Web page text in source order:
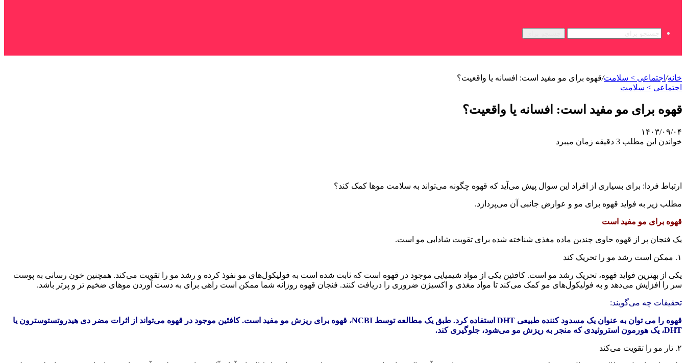
خانه/ اجتماعی > سلامت/قهوه برای مو مفید است: افسانه یا واقعیت؟
اجتماعی > سلامت
قهوه برای مو مفید است: افسانه یا واقعیت؟
۱۴۰۳/۰۹/۰۴
خواندن این مطلب 3 دقیقه زمان میبرد
ارتباط فردا: برای بسیاری از افراد این سوال پیش می‌آید که قهوه چگونه می‌تواند به سلامت موها کمک کند؟
مطلب زیر به فواید قهوه برای مو و عوارض جانبی آن می‌پردازد.
قهوه برای مو مفید است
یک فنجان پر از قهوه حاوی چندین ماده مغذی شناخته شده برای تقویت شادابی مو است.
۱. ممکن است رشد مو را تحریک کند
یکی از بهترین فواید قهوه، تحریک رشد مو است. کافئین یکی از مواد شیمیایی موجود در قهوه است که ثابت شده است به فولیکول‌های مو نفوذ کرده و رشد مو را تقویت می‌کند. همچنین خون رسانی به پوست
سر را افزایش می‌دهد و به فولیکول‌های مو کمک می‌کند تا مواد مغذی و اکسیژن ضروری را دریافت کنند. فنجان قهوه روزانه شما ممکن است راهی برای به دست آوردن موهای ضخیم تر و پرتر باشد.
تحقیقات چه می‌گویند:
قهوه را می توان به عنوان یک مسدود کننده طبیعی DHT استفاده کرد. طبق یک مطالعه توسط NCBI، قهوه برای ریزش مو مفید است. کافئین موجود در قهوه می‌تواند از اثرات مضر دی هیدروتستوسترون یا
DHT، یک هورمون استروئیدی که منجر به ریزش مو می‌شود، جلوگیری کند.
۲. تار مو را تقویت می‌کند